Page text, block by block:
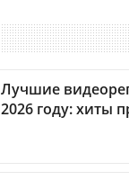
Лучшие
2026 году: хиты